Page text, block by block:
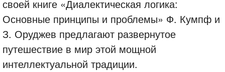
своей книге «Диалектическая логика:
Основные принципы и проблемы» Ф. Кумпф и
З. Оруджев предлагают развернутое
путешествие в мир этой мощной
интеллектуальной традиции.